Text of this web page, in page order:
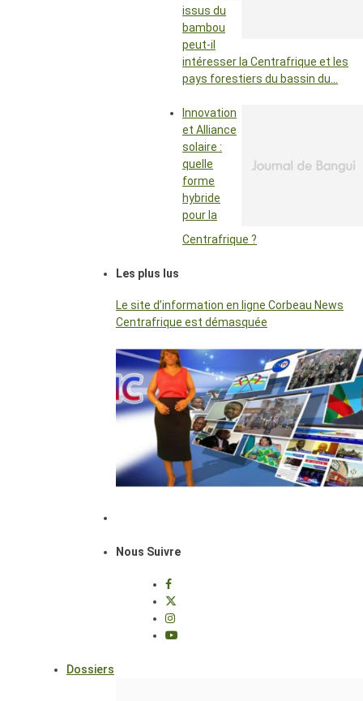
issus du
bambou
peut-il
intéresser la Centrafrique et les
pays forestiers du bassin du…
Innovation
et Alliance
solaire :
quelle
forme
hybride
pour la
Centrafrique ?
Les plus lus
Le site d’information en ligne Corbeau News
Centrafrique est démasquée
Nous Suivre
Dossiers